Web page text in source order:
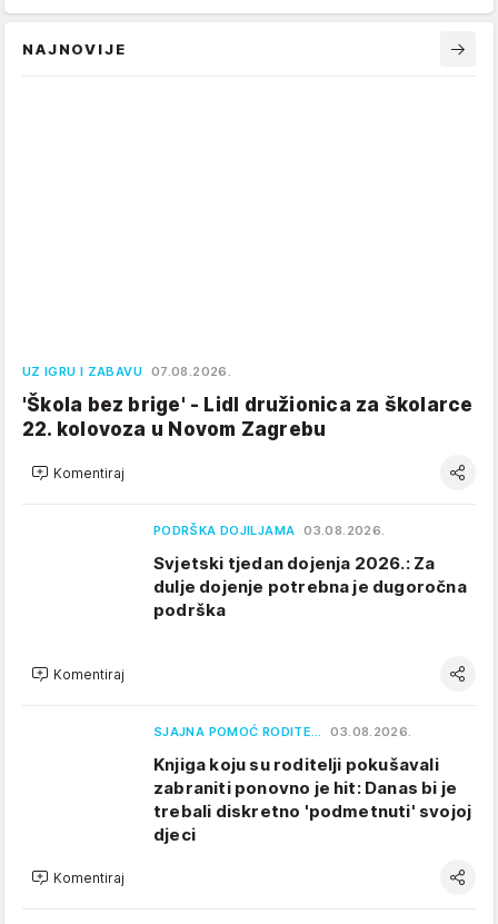
NAJNOVIJE
UZ IGRU I ZABAVU 07.08.2026.
'Škola bez brige' - Lidl družionica za školarce
22. kolovoza u Novom Zagrebu
Komentiraj
PODRŠKA DOJILJAMA 03.08.2026.
Svjetski tjedan dojenja 2026.: Za
dulje dojenje potrebna je dugoročna
podrška
Komentiraj
SJAJNA POMOĆ RODITE… 03.08.2026.
Knjiga koju su roditelji pokušavali
zabraniti ponovno je hit: Danas bi je
trebali diskretno 'podmetnuti' svojoj
djeci
Komentiraj